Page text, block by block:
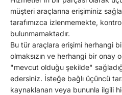
müşteri araçlarına erişiminiz
tarafımızca izlenmemekte,
bulunmamaktadır.
Bu tür araçlara erişimi herhangi
olmaksızın ve herhangi bir onay
"mevcut olduğu şekilde"
edersiniz. İsteğe bağlı üçüncü
kaynaklanan veya bununla ilgili